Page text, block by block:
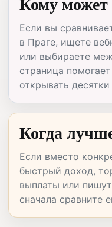
Если вы
в Праге, ищете
или выбираете
страница
открывать
Когда
Если вместо
быстрый доход,
выплаты или пишут
сначала сравните